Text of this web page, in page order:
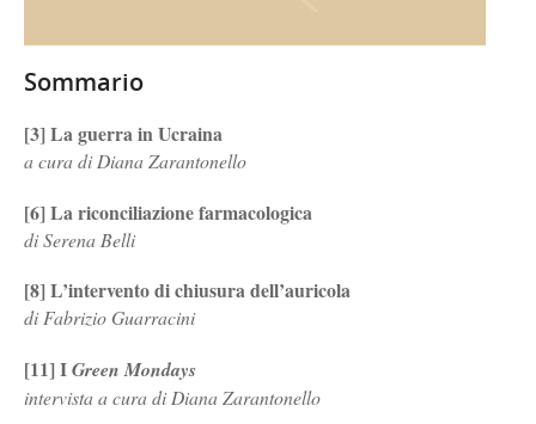
Sommario
[3] La guerra in Ucraina
a cura di Diana Zarantonello
[6] La riconciliazione farmacologica
di Serena Belli
[8] L’intervento di chiusura dell’auricola
di Fabrizio Guarracini
[11] IGreen Mondays
intervista a cura di Diana Zarantonello